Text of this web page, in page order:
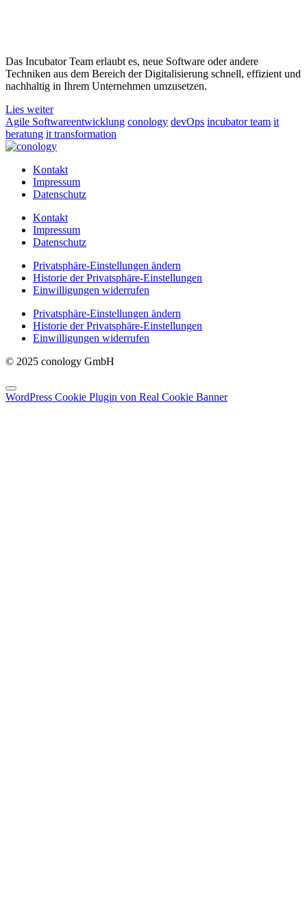
Das Incubator Team erlaubt es, neue Software oder andere
Techniken aus dem Bereich der Digitalisierung schnell, effizient und
nachhaltig in Ihrem Unternehmen umzusetzen.
Lies weiter
Agile Softwareentwicklung conology devOps incubator team it
beratung it transformation
Kontakt
Impressum
Datenschutz
Kontakt
Impressum
Datenschutz
Privatsphäre-Einstellungen ändern
Historie der Privatsphäre-Einstellungen
Einwilligungen widerrufen
Privatsphäre-Einstellungen ändern
Historie der Privatsphäre-Einstellungen
Einwilligungen widerrufen
© 2025 conology GmbH
WordPress Cookie Plugin von Real Cookie Banner